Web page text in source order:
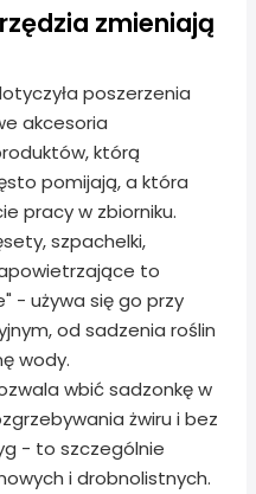
zmieniają
poszerzenia
akcesoria
którą
pomijają, a która
pracy w zbiorniku.
szpachelki,
to
- używa się go przy
od sadzenia roślin
wody.
wbić sadzonkę w
żwiru i bez
- to szczególnie
i drobnolistnych.